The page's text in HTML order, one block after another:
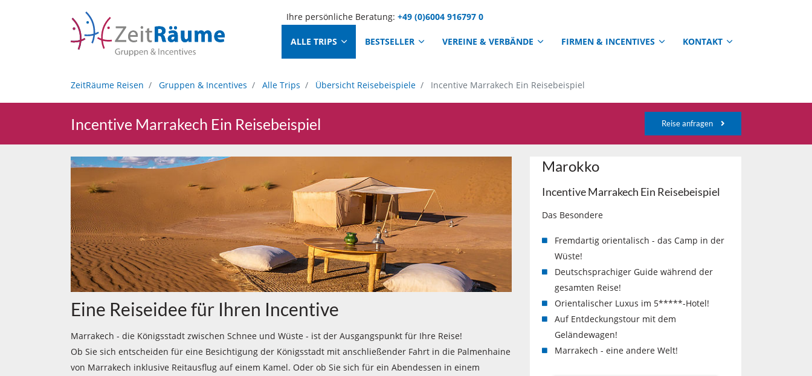
Ihre persönliche Beratung: +49 (0)6004 916797 0
ALLE TRIPS BESTSELLER VEREINE & VERBÄNDE FIRMEN & INCENTIVES KONTAKT
ZeitRäume Reisen Gruppen & Incentives Alle Trips Übersicht Reisebeispiele Incentive Marrakech Ein Reisebeispiel
Incentive Marrakech Ein Reisebeispiel Reise anfragen
Eine Reiseidee für Ihren Incentive
Marrakech - die Königsstadt zwischen Schnee und Wüste - ist der Ausgangspunkt für Ihre Reise!
Ob Sie sich entscheiden für eine Besichtigung der Königsstadt mit anschließender Fahrt in die Palmenhaine
von Marrakech inklusive Reitausflug auf einem Kamel. Oder ob Sie sich für ein Abendessen in einem
Marokko
Incentive Marrakech Ein Reisebeispiel
Das Besondere
Fremdartig orientalisch - das Camp in der
Wüste!
Deutschsprachiger Guide während der
gesamten Reise!
Orientalischer Luxus im 5*****-Hotel!
Auf Entdeckungstour mit dem
Geländewagen!
Marrakech - eine andere Welt!